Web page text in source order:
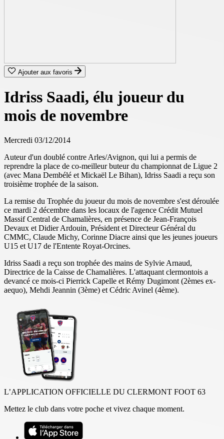
Ajouter aux favoris
Idriss Saadi, élu joueur du
mois de novembre
Mercredi 03/12/2014
Auteur d'un doublé contre Arles/Avignon, qui lui a permis de
reprendre la place de co-meilleur buteur du championnat de Ligue 2
(avec Mana Dembélé et Mickaël Le Bihan), Idriss Saadi a reçu son
troisième trophée de la saison.
La remise du Trophée du joueur du mois de novembre s'est déroulée
ce mardi 2 décembre dans les locaux de l'agence Crédit Mutuel
Massif Central de Chamalières, en présence de Jean-François
Devaux et Didier Ardouin, Président et Directeur Général du
CMMC, Claude Michy, Corinne Diacre ainsi que les jeunes joueurs
U15 et U17 de l'Entente Royat-Orcines.
Idriss Saadi a reçu son trophée des mains de Sylvie Arnaud,
Directrice de la Caisse de Chamalières. L'attaquant clermontois a
devancé ce mois-ci Pierrick Capelle et Rémy Dugimont (2èmes ex-
aequo), Mehdi Jeannin (3ème) et Cédric Avinel (4ème).
L’APPLICATION OFFICIELLE DU CLERMONT FOOT 63
Mettez le club dans votre poche et vivez chaque moment.